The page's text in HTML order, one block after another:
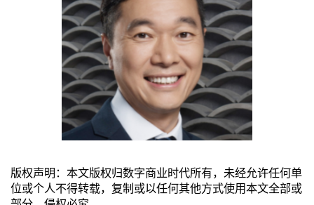
版权声明：本文版权归数字商业时代所有，未经允许任何单
位或个人不得转载，复制或以任何其他方式使用本文全部或